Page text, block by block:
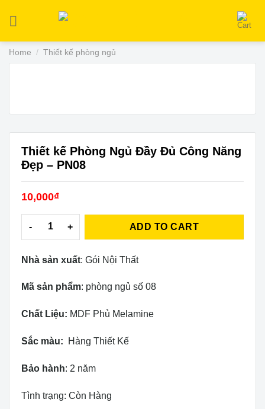
Home / Thiết kế phòng ngủ
Thiết kế Phòng Ngủ Đầy Đủ Công Năng
Đẹp – PN08
10,000₫
Thiết kế Phòng Ngủ Đầy Đủ Công Năng Đẹp - PN08 quantity
ADD TO CART
Nhà sản xuất: Gói Nội Thất
Mã sản phẩm: phòng ngủ số 08
Chất Liệu: MDF Phủ Melamine
Sắc màu: Hàng Thiết Kế
Bảo hành: 2 năm
Tình trạng: Còn Hàng